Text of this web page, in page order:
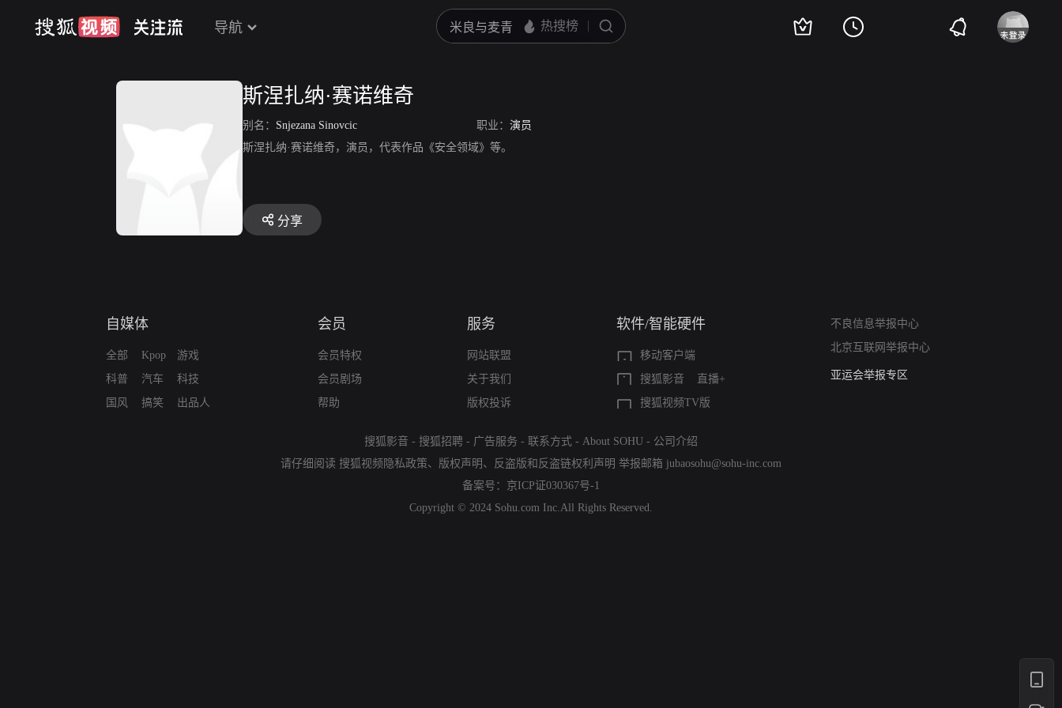
导航
斯涅扎纳·赛诺维奇
别名： Snjezana Sinovcic 职业： 演员
斯涅扎纳·赛诺维奇，演员，代表作品《安全领域》等。
分享
自媒体
全部
科普
国风
Kpop
汽车
搞笑
游戏
科技
出品人
会员
会员特权
会员剧场
帮助
服务
网站联盟
关于我们
版权投诉
软件/智能硬件
移动客户端
搜狐影音
直播+
搜狐视频TV版
不良信息举报中心
北京互联网举报中心
算法推荐专项举报
亚运会举报专区
搜狐影音 - 搜狐招聘 - 广告服务 - 联系方式 - About SOHU - 公司介绍
请仔细阅读 搜狐视频隐私政策、 版权声明 、 反盗版和反盗链权利声明 举报邮箱 jubaosohu@sohu-inc.com
备案号： 京ICP证030367号-1
Copyright © 2024 Sohu.com Inc.All Rights Reserved.